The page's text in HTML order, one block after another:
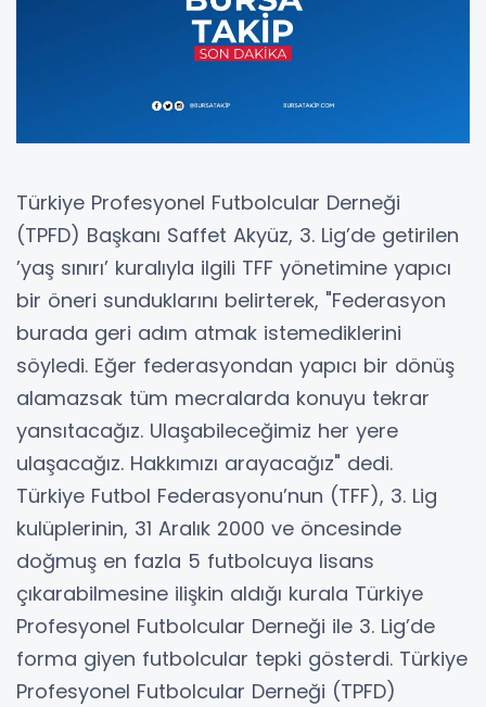
Türkiye Profesyonel Futbolcular Derneği
(TPFD) Başkanı Saffet Akyüz, 3. Lig’de getirilen
’yaş sınırı’ kuralıyla ilgili TFF yönetimine yapıcı
bir öneri sunduklarını belirterek, "Federasyon
burada geri adım atmak istemediklerini
söyledi. Eğer federasyondan yapıcı bir dönüş
alamazsak tüm mecralarda konuyu tekrar
yansıtacağız. Ulaşabileceğimiz her yere
ulaşacağız. Hakkımızı arayacağız" dedi.
Türkiye Futbol Federasyonu’nun (TFF), 3. Lig
kulüplerinin, 31 Aralık 2000 ve öncesinde
doğmuş en fazla 5 futbolcuya lisans
çıkarabilmesine ilişkin aldığı kurala Türkiye
Profesyonel Futbolcular Derneği ile 3. Lig’de
forma giyen futbolcular tepki gösterdi. Türkiye
Profesyonel Futbolcular Derneği (TPFD)